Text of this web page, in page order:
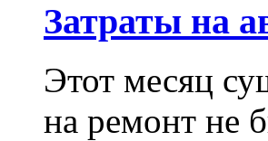
Затраты на
Этот месяц
на ремонт не